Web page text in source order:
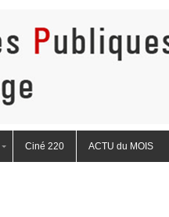
Ciné 220 ACTU du MOIS